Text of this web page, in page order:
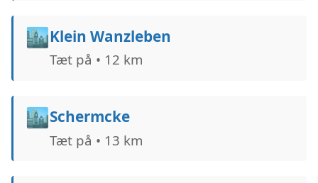
🏙️Klein Wanzleben
Tæt på • 12 km
🏙️Schermcke
Tæt på • 13 km